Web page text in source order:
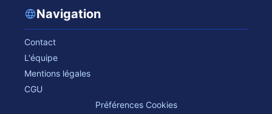
Navigation
Contact
L'équipe
Mentions légales
CGU
Préférences Cookies